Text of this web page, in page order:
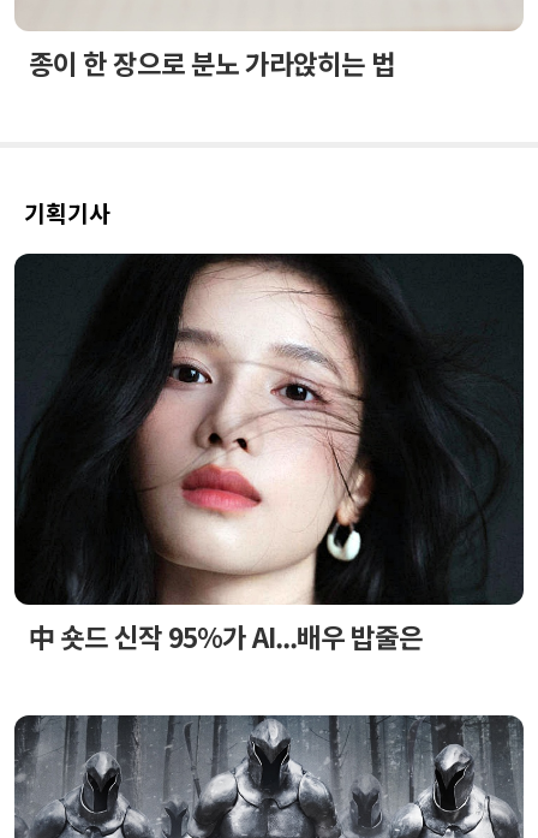
종이 한 장으로 분노 가라앉히는 법
기획기사
中 숏드 신작 95%가 AI...배우 밥줄은